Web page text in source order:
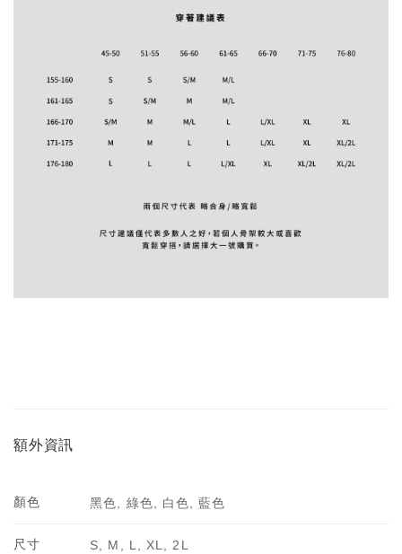
額外資訊
顏色 黑色, 綠色, 白色, 藍色
尺寸 S, M, L, XL, 2L